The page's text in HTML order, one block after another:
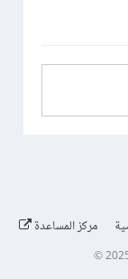
مركز المساعدة
©